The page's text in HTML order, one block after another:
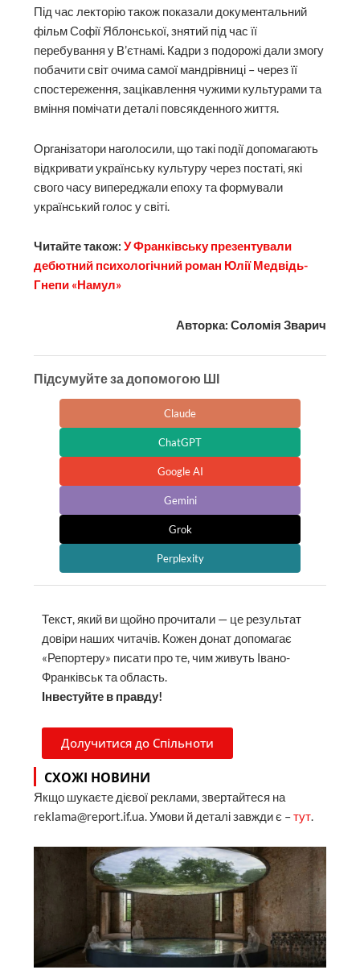
Під час лекторію також показали документальний
фільм Софії Яблонської, знятий під час її
перебування у В’єтнамі. Кадри з подорожі дали змогу
побачити світ очима самої мандрівниці – через її
спостереження, зацікавлення чужими культурами та
вміння помічати деталі повсякденного життя.
Організатори наголосили, що такі події допомагають
відкривати українську культуру через постаті, які
свого часу випереджали епоху та формували
український голос у світі.
Читайте також:У Франківську презентували
дебютний психологічний роман Юлії Медвідь-
Гнепи «Намул»
Авторка: Соломія Зварич
Підсумуйте за допомогою ШІ
Claude
ChatGPT
Google AI
Gemini
Grok
Perplexity
Текст, який ви щойно прочитали — це результат
довіри наших читачів. Кожен донат допомагає
«Репортеру» писати про те, чим живуть Івано-
Франківськ та область.
Інвестуйте в правду!
Долучитися до Спільноти
СХОЖІ НОВИНИ
Якщо шукаєте дієвої реклами, звертайтеся на
reklama@report.if.ua. Умови й деталі завжди є –тут.